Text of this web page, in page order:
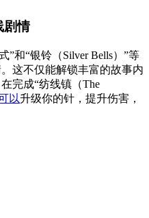
剧情
”和“银铃（Silver Bells）”等
这不仅能解锁丰富的故事内
完成“纺线镇（The
以升级你的针，提升伤害，